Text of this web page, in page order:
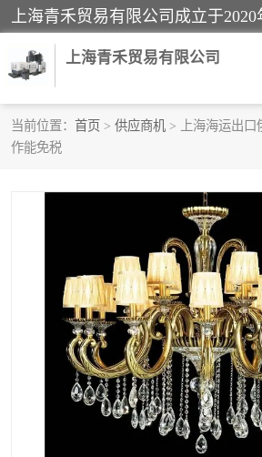
上海青禾贸易有限公司
当前位置： 首页 > 供应商机 > 上海海运出口
作能免税
酒类饮料报关
进口
家用电器报关 机床
国际灯具清关